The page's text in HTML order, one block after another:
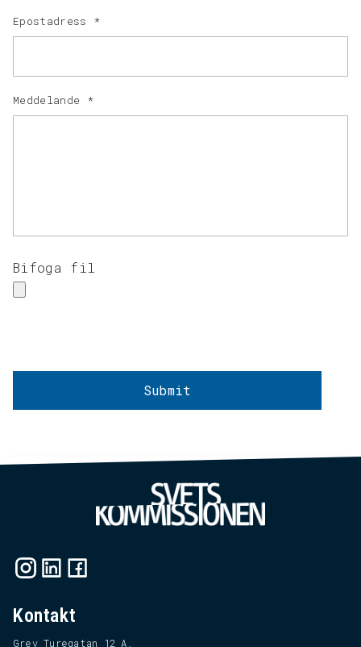
Epostadress *
Meddelande *
Bifoga fil
Kontakt
Grev Turegatan 12 A,